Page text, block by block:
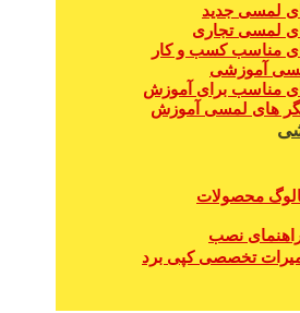
لمسی جدید
لمسی تجاری
مناسب کسب و کار
آموزشی
مناسب برای آموزش
های لمسی آموزش
محصولات
راهنمای نصب
تخصصی کپی برد